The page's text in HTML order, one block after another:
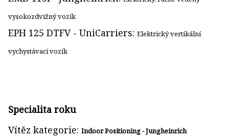
vysokozdvižný vozík
EPH 125 DTFV - UniCarriers: Elektrický vertikální
vychystávací vozík
Specialita roku
Vítěz kategorie: Indoor Positioning - Jungheinrich